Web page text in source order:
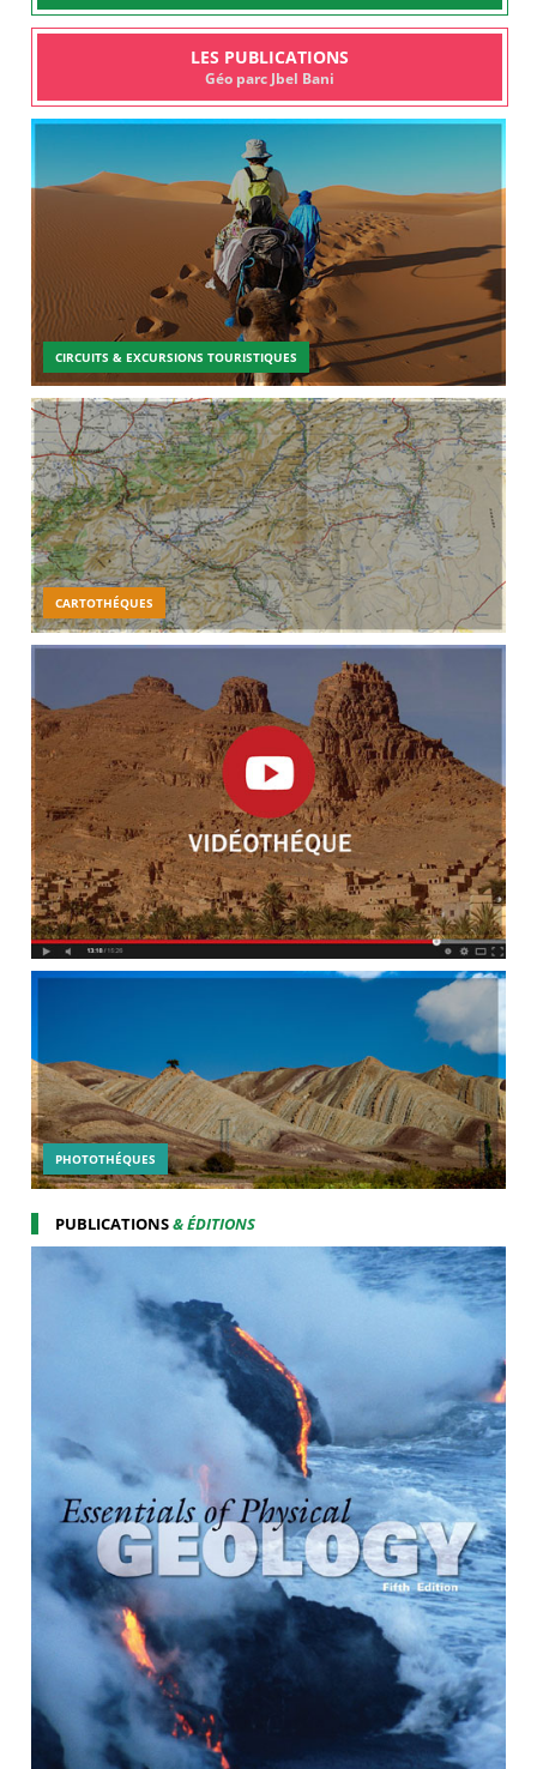
LES PUBLICATIONS
Géo parc Jbel Bani
CIRCUITS & EXCURSIONS TOURISTIQUES
CARTOTHÉQUES
PHOTOTHÉQUES
PUBLICATIONS& ÉDITIONS